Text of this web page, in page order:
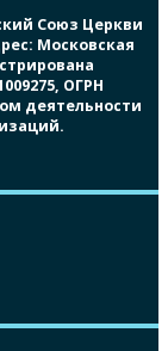
Союз Церкви
Московская
ОГРН
деятельности